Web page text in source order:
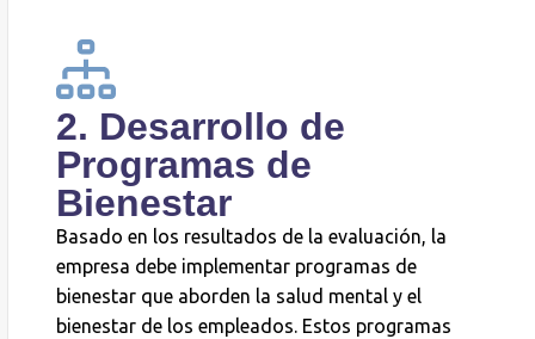
2. Desarrollo de
Programas de
Bienestar
Basado en los resultados de la evaluación, la
empresa debe implementar programas de
bienestar que aborden la salud mental y el
bienestar de los empleados. Estos programas